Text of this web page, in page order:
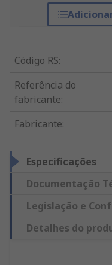
Código RS:
Referência do
fabricante:
Fabricante:
Especificações
Documentação
Legislação e
Detalhes do